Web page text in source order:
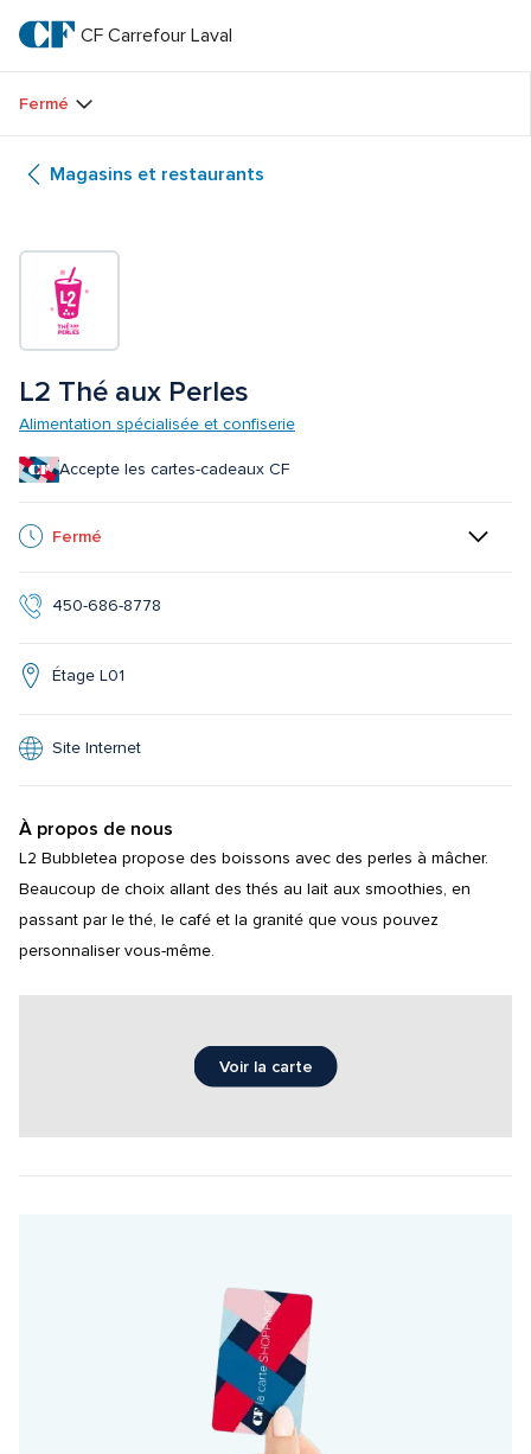
texte
principal
CF
Carrefour
Laval
CF Carrefour Laval
Fermé
Magasins et restaurants
L2 Thé aux Perles
Alimentation spécialisée et confiserie
Accepte les cartes-cadeaux CF
Fermé
450-686-8778
Étage L01
Site Internet
À propos de nous
L2 Bubbletea propose des boissons avec des perles à mâcher.
Beaucoup de choix allant des thés au lait aux smoothies, en
passant par le thé, le café et la granité que vous pouvez
personnaliser vous-même.
Voir la carte